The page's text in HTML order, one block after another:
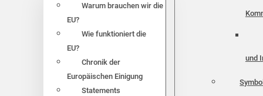
Warum brauchen wir die
EU?
Wie funktioniert die
EU?
Chronik der
Europäischen Einigung
Statements
und